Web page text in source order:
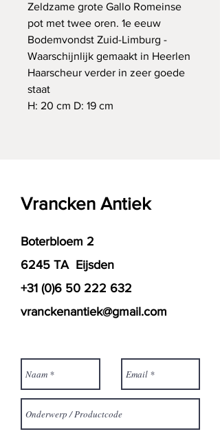
Zeldzame grote Gallo Romeinse
pot met twee oren. 1e eeuw
Bodemvondst Zuid-Limburg -
Waarschijnlijk gemaakt in Heerlen
Haarscheur verder in zeer goede
staat
H: 20 cm D: 19 cm
Vrancken Antiek
Boterbloem 2
6245 TA Eijsden
+31 (0)6 50 222 632
vranckenantiek@gmail.com